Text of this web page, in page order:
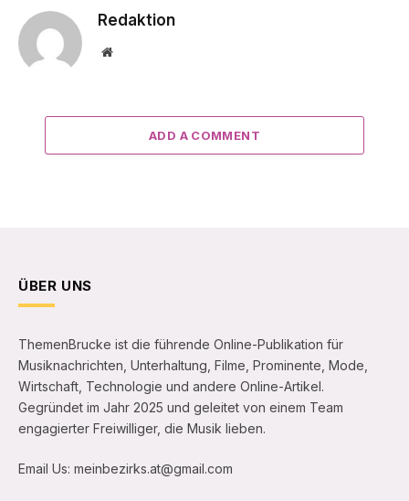
Redaktion
Website
ADD A COMMENT
ÜBER UNS
ThemenBrucke ist die führende Online-Publikation für
Musiknachrichten, Unterhaltung, Filme, Prominente, Mode,
Wirtschaft, Technologie und andere Online-Artikel.
Gegründet im Jahr 2025 und geleitet von einem Team
engagierter Freiwilliger, die Musik lieben.
Email Us: meinbezirks.at@gmail.com